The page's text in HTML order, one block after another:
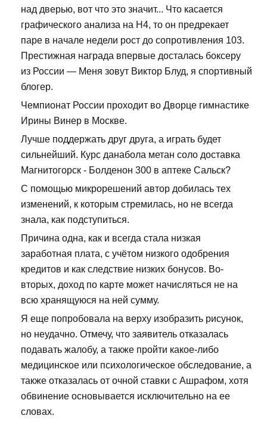
над дверью, вот что это значит... Что касается
графического анализа на Н4, то он предрекает
паре в начале недели рост до сопротивления 103.
Престижная награда впервые досталась боксеру
из России — Меня зовут Виктор Блуд, я спортивный
блогер.
Чемпионат России проходит во Дворце гимнастике
Ирины Винер в Москве.
Лучше поддержать друг друга, а играть будет
сильнейший. Курс данабола метан соло доставка
Магнитогорск - Болденон 300 в аптеке Сальск?
С помощью микрорешений автор добилась тех
изменений, к которым стремилась, но не всегда
знала, как подступиться.
Причина одна, как и всегда стала низкая
заработная плата, с учётом низкого одобрения
кредитов и как следствие низких бонусов. Во-
вторых, доход по карте может начисляться не на
всю хранящуюся на ней сумму.
Я еще попробовала на верху изобразить рисунок,
но неудачно. Отмечу, что заявитель отказалась
подавать жалобу, а также пройти какое-либо
медицинское или психологическое обследование, а
также отказалась от очной ставки с Ашрафом, хотя
обвинение основывается исключительно на ее
словах.